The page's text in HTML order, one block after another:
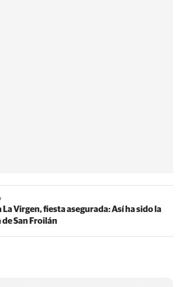
La Virgen, fiesta asegurada: Así ha sido la
San Froilán